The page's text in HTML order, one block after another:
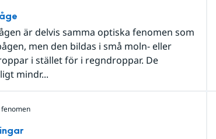
är delvis samma optiska fenomen som
men den bildas i små moln- eller
i stället för i regndroppar. De
mindr...